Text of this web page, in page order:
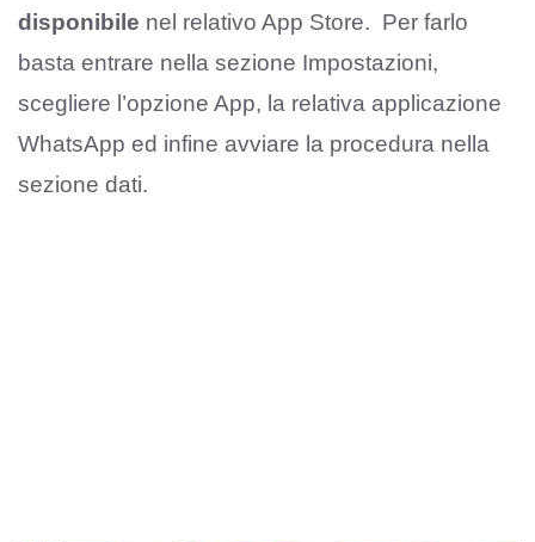
disponibile nel relativo App Store. Per farlo
basta entrare nella sezione Impostazioni,
scegliere l’opzione App, la relativa applicazione
WhatsApp ed infine avviare la procedura nella
sezione dati.